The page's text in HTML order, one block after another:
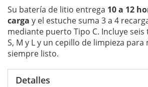
Su batería de litio entrega 10 a 12
carga y el estuche suma 3 a 4
mediante puerto Tipo C. Incluye
S, M y L y un cepillo de limpieza
siempre listo.
Detalles